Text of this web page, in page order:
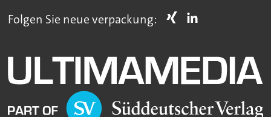
Folgen Sie neue verpackung: